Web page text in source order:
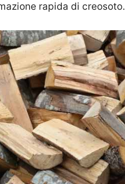
rapida di creosoto.